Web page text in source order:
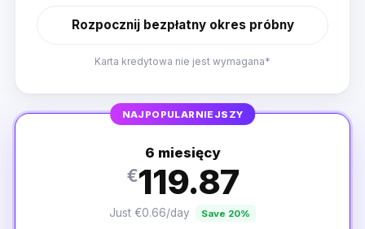
Rozpocznij bezpłatny okres próbny
Karta kredytowa nie jest wymagana*
NAJPOPULARNIEJSZY
6 miesięcy
€119.87
Just €0.66/day Save 20%